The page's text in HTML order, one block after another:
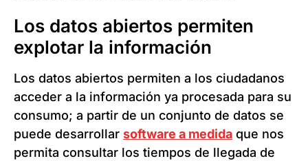
Los datos abiertos permiten
explotar la información
Los datos abiertos permiten a los ciudadanos
acceder a la información ya procesada para su
consumo; a partir de un conjunto de datos se
puede desarrollar software a medida que nos
permita consultar los tiempos de llegada de